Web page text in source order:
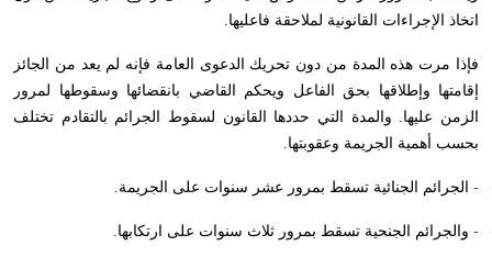
اتخاذ الإجراءات القانونية لملاحقة فاعليها.
فإذا مرت هذه المدة من دون تحريك الدعوى العامة فإنه لم يعد من الجائز
إقامتها وإطلاقها بحق الفاعل ويحكم القاضي بانقضائها وسقوطها لمرور
الزمن عليها. والمدة التي حددها القانون لسقوط الجرائم بالتقادم تختلف
بحسب أهمية الجريمة وعقوبتها.
- الجرائم الجنائية تسقط بمرور عشر سنوات على الجريمة.
- والجرائم الجنحية تسقط بمرور ثلاث سنوات على ارتكابها.